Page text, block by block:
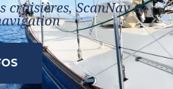
croisières, ScanNav se